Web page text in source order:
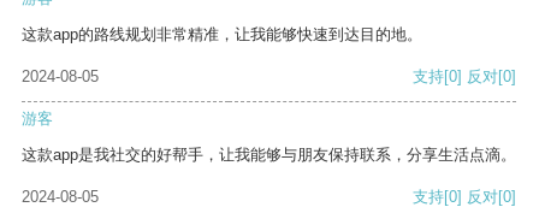
这款app的路线规划非常精准，让我能够快速到达目的地。
2024-08-05 支持[0] 反对[0]
游客
这款app是我社交的好帮手，让我能够与朋友保持联系，分享生活点滴。
2024-08-05 支持[0] 反对[0]